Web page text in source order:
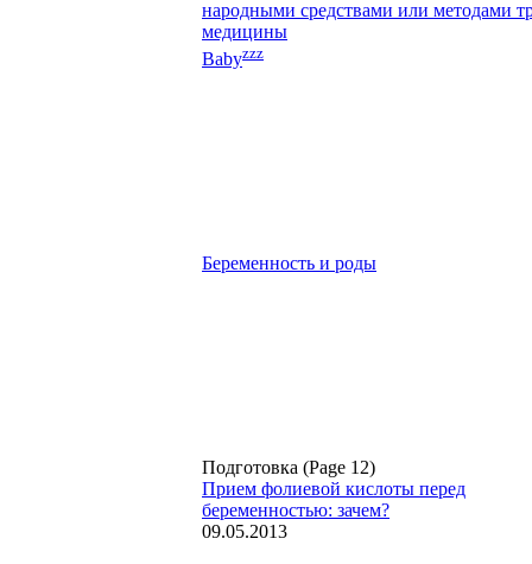
народными средствами или методами
медицины
Babyzzz
Беременность и роды
Подготовка (Page 12)
Прием фолиевой кислоты перед
беременностью: зачем?
09.05.2013